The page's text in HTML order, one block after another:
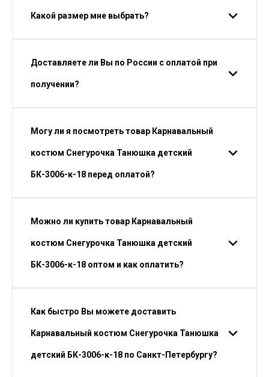
Какой размер мне выбрать?
Доставляете ли Вы по России с оплатой при
получении?
Могу ли я посмотреть товар Карнавальный
костюм Снегурочка Танюшка детский
БК-3006-к-18 перед оплатой?
Можно ли купить товар Карнавальный
костюм Снегурочка Танюшка детский
БК-3006-к-18 оптом и как оплатить?
Как быстро Вы можете доставить
Карнавальный костюм Снегурочка Танюшка
детский БК-3006-к-18 по Санкт-Петербургу?